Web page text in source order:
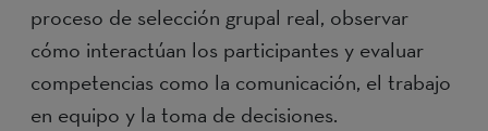
proceso de selección grupal real, observar
cómo interactúan los participantes y evaluar
competencias como la comunicación, el trabajo
en equipo y la toma de decisiones.